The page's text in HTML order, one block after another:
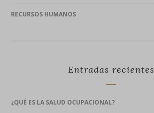
RECURSOS HUMANOS
Entradas recientes
¿QUÉ ES LA SALUD OCUPACIONAL?